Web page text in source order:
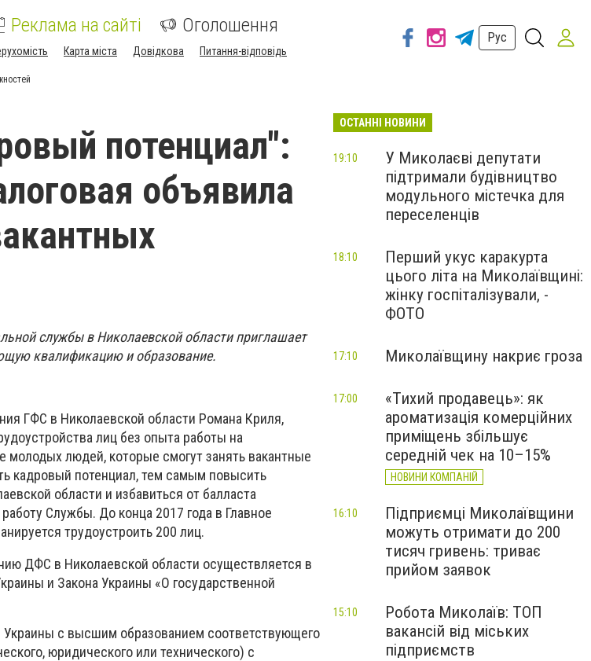
Реклама на сайті Оголошення
Карта міста Довідкова Питання-відповідь
Рус
потенциал":
объявила
службы в Николаевской области приглашает
квалификацию и образование.
ГФС в Николаевской области Романа Криля,
лиц без опыта работы на
молодых людей, которые смогут занять вакантные
кадровый потенциал, тем самым повысить
области и избавиться от балласта
Службы. До конца 2017 года в Главное
трудоустроить 200 лиц.
ДФС в Николаевской области осуществляется в
и Закона Украины «О государственной
Украины с высшим образованием соответствующего
юридического или технического) с
ОСТАННІ НОВИНИ
У Миколаєві депутати
підтримали будівництво
модульного містечка для
переселенців
19:10
Перший укус каракурта
цього літа на Миколаївщині:
жінку госпіталізували, -
ФОТО
18:10
Миколаївщину накриє гроза
17:10
«Тихий продавець»: як
ароматизація комерційних
приміщень збільшує
середній чек на 10–15%
НОВИНИ КОМПАНІЙ
17:00
Підприємці Миколаївщини
можуть отримати до 200
тисяч гривень: триває
прийом заявок
16:10
Робота Миколаїв: ТОП
вакансій від міських
підприємств
15:10